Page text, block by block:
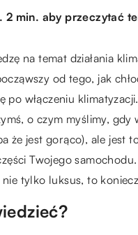
2 min. aby przeczytać
na temat działania
od tego, jak
po włączeniu
o czym myślimy, gdy
że jest gorąco), ale jest
Twojego
tylko luksus, to